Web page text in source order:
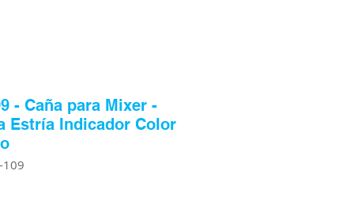
- Caña para Mixer -
Estría Indicador Color
109